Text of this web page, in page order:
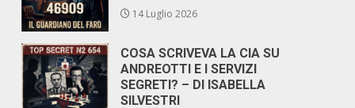
14 Luglio 2026
COSA SCRIVEVA LA CIA SU
ANDREOTTI E I SERVIZI
SEGRETI? – DI ISABELLA
SILVESTRI